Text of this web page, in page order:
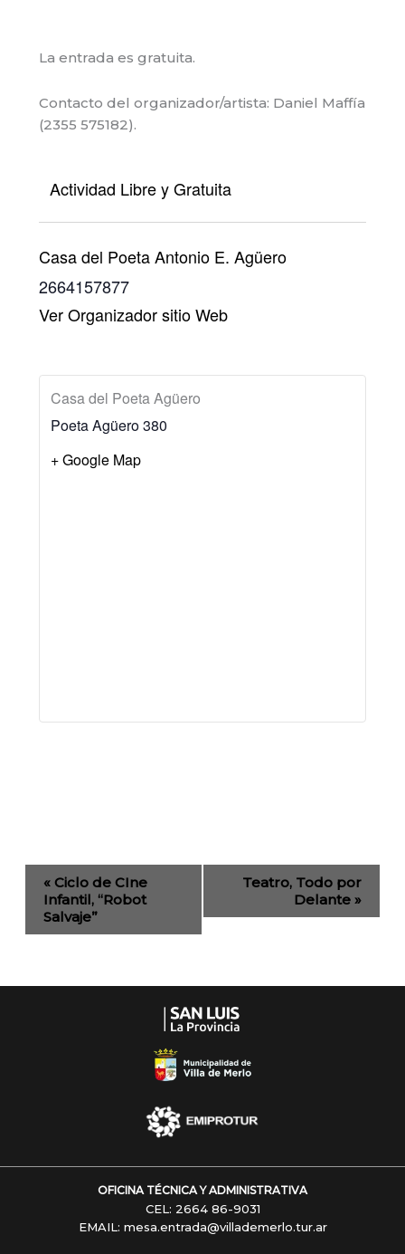
La entrada es gratuita.
Contacto del organizador/artista: Daniel Maffía
(2355 575182).
Actividad Libre y Gratuita
Casa del Poeta Antonio E. Agüero
2664157877
Ver Organizador sitio Web
Casa del Poeta Agüero
Poeta Agüero 380
+ Google Map
Evento
Navegación
« Ciclo de CIne
Infantil, “Robot
Salvaje”
Teatro, Todo por
Delante »
OFICINA TÉCNICA Y ADMINISTRATIVA
CEL: 2664 86-9031
EMAIL: mesa.entrada@villademerlo.tur.ar